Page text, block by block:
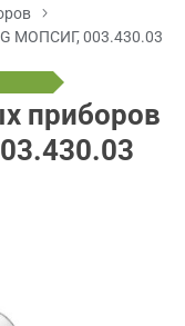
МОПСИГ, 003.430.03
приборов